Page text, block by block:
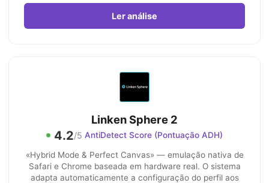
Ler análise
Linken Sphere 2
4.2/5 AntiDetect Score (Pontuação ADH)
«Hybrid Mode & Perfect Canvas» — emulação nativa de
Safari e Chrome baseada em hardware real. O sistema
adapta automaticamente a configuração do perfil aos